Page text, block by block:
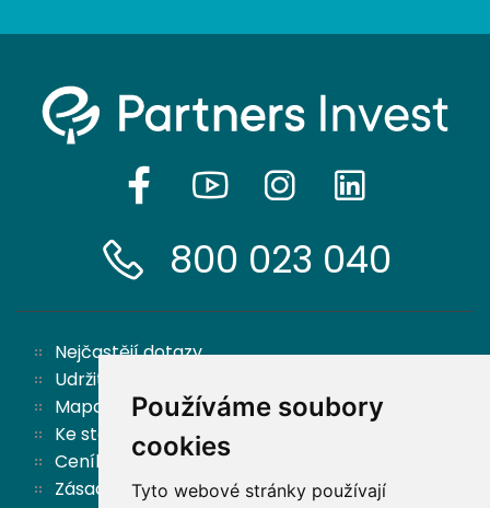
Používáme soubory
cookies
Tyto webové stránky používají
800 023 040
Nejčastějí dotazy
Udržitelnost
Mapa stránek
Ke stažení
Ceník
Zásady ochrany osobních údajů a cookies